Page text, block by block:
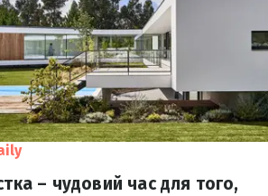
– чудовий час для того,